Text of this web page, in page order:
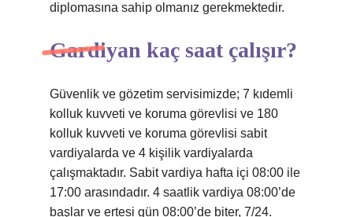
diplomasına sahip olmanız gerekmektedir.
Gardiyan kaç saat çalışır?
Güvenlik ve gözetim servisimizde; 7 kıdemli
kolluk kuvveti ve koruma görevlisi ve 180
kolluk kuvveti ve koruma görevlisi sabit
vardiyalarda ve 4 kişilik vardiyalarda
çalışmaktadır. Sabit vardiya hafta içi 08:00 ile
17:00 arasındadır. 4 saatlik vardiya 08:00’de
başlar ve ertesi gün 08:00’de biter, 7/24.